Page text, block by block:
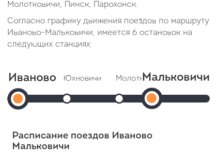
Молотковичи, Пинск, Парохонск.
Согласно графику движения поездов по маршруту
Иваново-Мальковичи, имеется 6 остановок на
следующих станциях:
Иваново
Иваново
(Янов-
Отправление:
Юхновичи
Прибытие: 23:15
В пути: 13 минут
Молотковичи
Прибытие: 23:32
Отправление: 23:33
В пути: 30 минут
Пинск
Мальковичи
Прибытие:
Расписание поездов Иваново
Мальковичи